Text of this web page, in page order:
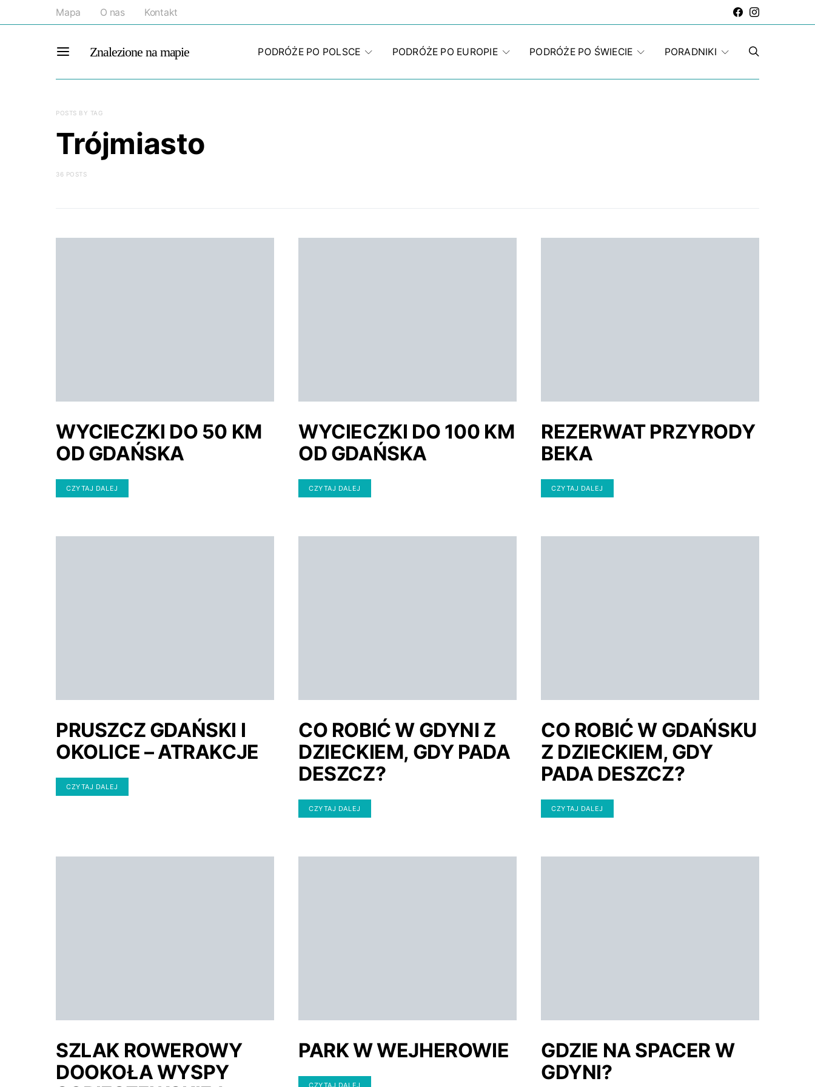
Mapa O nas Kontakt
Znalezione na mapie PODRÓŻE PO POLSCE PODRÓŻE PO EUROPIE PODRÓŻE PO ŚWIECIE PORADNIKI
POSTS BY TAG
Trójmiasto
36 POSTS
WYCIECZKI DO 50 KM
OD GDAŃSKA
CZYTAJ DALEJ
WYCIECZKI DO 100 KM
OD GDAŃSKA
CZYTAJ DALEJ
REZERWAT PRZYRODY
BEKA
CZYTAJ DALEJ
PRUSZCZ GDAŃSKI I
OKOLICE – ATRAKCJE
CZYTAJ DALEJ
CO ROBIĆ W GDYNI Z
DZIECKIEM, GDY PADA
DESZCZ?
CZYTAJ DALEJ
CO ROBIĆ W GDAŃSKU
Z DZIECKIEM, GDY
PADA DESZCZ?
CZYTAJ DALEJ
SZLAK ROWEROWY
DOOKOŁA WYSPY
PARK W WEJHEROWIE
CZYTAJ DALEJ
GDZIE NA SPACER W
GDYNI?